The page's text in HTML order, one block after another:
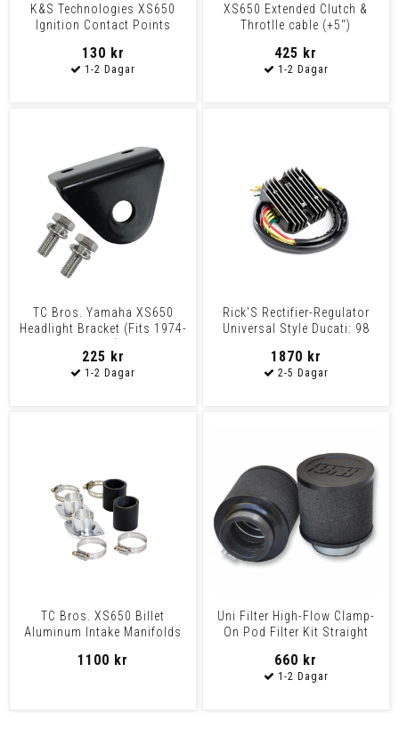
K&S Technologies XS650
Ignition Contact Points
130 kr
XS650 Extended Clutch &
Throtlle cable (+5")
425 kr
TC Bros. Yamaha XS650
Headlight Bracket (Fits 1974-
225 kr
Rick'S Rectifier-Regulator
Universal Style Ducati: 98
1870 kr
TC Bros. XS650 Billet
Aluminum Intake Manifolds
1100 kr
Uni Filter High-Flow Clamp-
On Pod Filter Kit Straight
660 kr